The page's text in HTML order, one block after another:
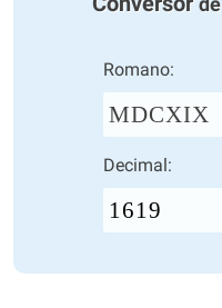
de
Romano:
MDCXIX
Decimal: